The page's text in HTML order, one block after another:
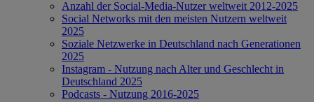
Anzahl der Social-Media-Nutzer weltweit 2012-2025
Social Networks mit den meisten Nutzern weltweit
2025
Soziale Netzwerke in Deutschland nach Generationen
2025
Instagram - Nutzung nach Alter und Geschlecht in
Deutschland 2025
Podcasts - Nutzung 2016-2025